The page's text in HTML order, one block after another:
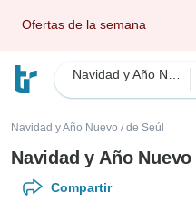
Ofertas de la semana
Navidad y Año Nuevo / de Seúl
Navidad y Año
Compartir